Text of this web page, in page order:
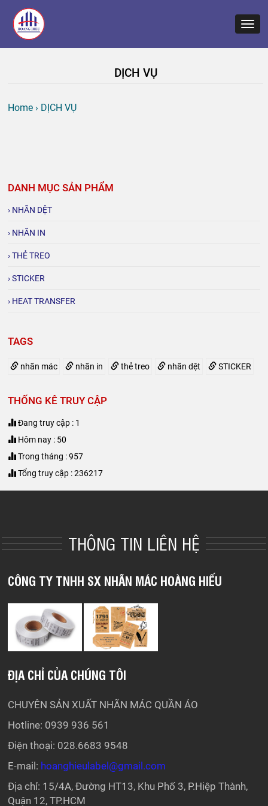
DỊCH VỤ
Home › DỊCH VỤ
DANH MỤC SẢN PHẨM
› NHÃN DỆT
› NHÃN IN
› THẺ TREO
› STICKER
› HEAT TRANSFER
TAGS
nhãn mác nhãn in thẻ treo nhãn dệt STICKER
THỐNG KÊ TRUY CẬP
Đang truy cập : 1
Hôm nay : 50
Trong tháng : 957
Tổng truy cập : 236217
THÔNG TIN LIÊN HỆ
CÔNG TY TNHH SX NHÃN MÁC HOÀNG HIẾU
ĐỊA CHỈ CỦA CHÚNG TÔI
CHUYÊN SẢN XUẤT NHÃN MÁC QUẦN ÁO
Hotline: 0939 936 561
Điện thoại: 028.6683 9548
E-mail: hoanghieulabel@gmail.com
Địa chỉ: 15/4A, Đường HT13, Khu Phố 3, P.Hiệp Thành,
Quận 12, TP.HCM